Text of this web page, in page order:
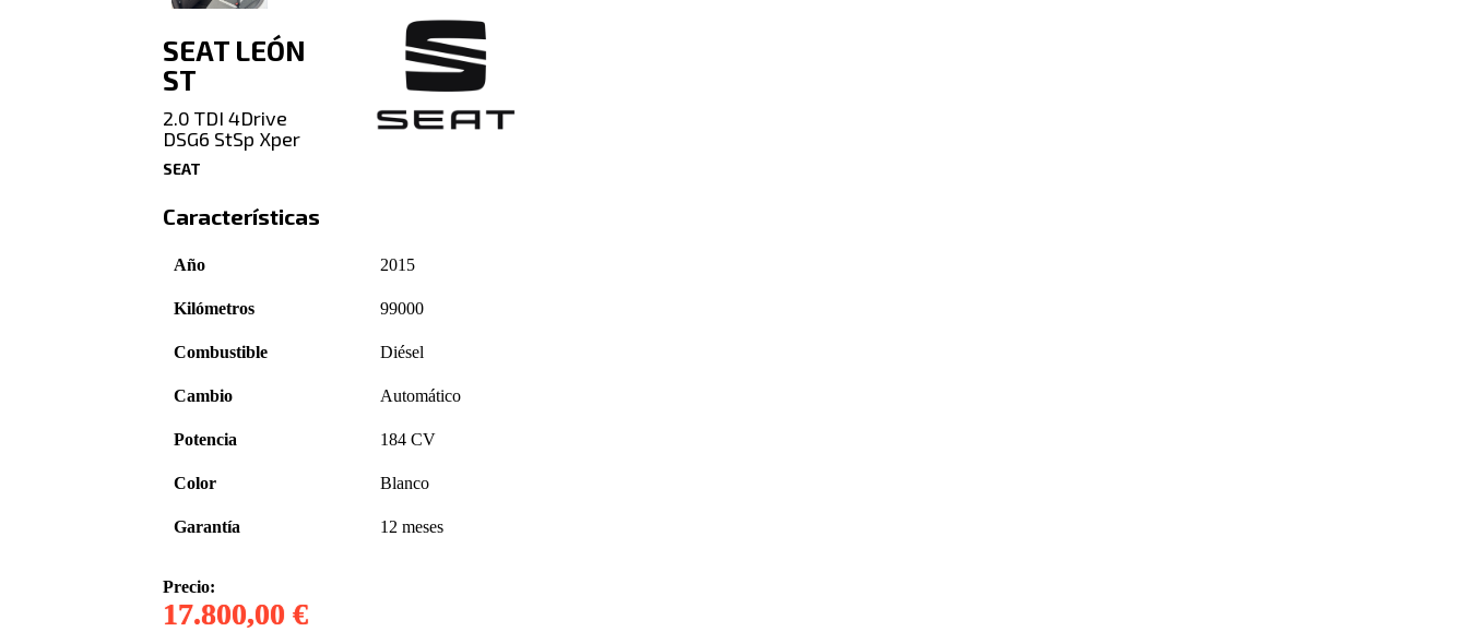
SEAT LEÓN
ST
2.0 TDI 4Drive
DSG6 StSp Xper
SEAT
Características
Año 2015
Kilómetros 99000
Combustible Diésel
Cambio Automático
Potencia 184 CV
Color Blanco
Garantía 12 meses
Precio:
17.800,00 €